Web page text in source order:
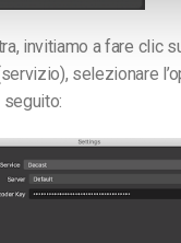
invitiamo a fare clic
selezionare